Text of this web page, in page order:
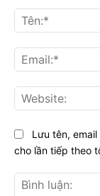
Lưu tên,
cho lần tiếp theo